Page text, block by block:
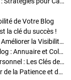
de Votre Blog
la clé du succès !
Optimisation SEO des Articles : Stratégies pour Améliorer la Visibilité de Votre Blog
Stratégies pour améliorer la visibilité de votre Blog : Annuaire et Collaborations
Pourquoi Investir dans un Nom de Domaine Personnel : Les Clés de la Réussite de Votre Blog
Comment Faire Émerger Votre Blog : Le Pouvoir de la Patience et de la Persévérance